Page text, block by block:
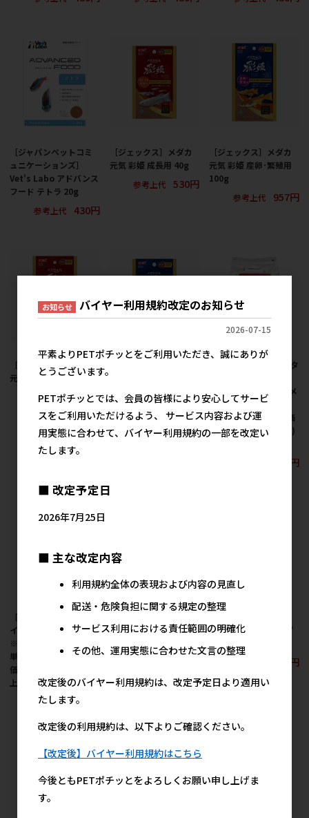
［ジャパンペットコミ
ュニケーションズ］
Vet's Labo アドバンス
フード テトラ 20g
参考上代
430円
［ジェックス］メダカ
元気 彩姫 成長用 40g
参考上代
530円
［ジェックス］メダカ
元気 彩姫 産卵･繁殖用
100g
参考上代
957円
［ジェックス］メダカ
元気 彩姫 成長用 100g
参考上代
957円
参考上代
530円
［ニチドウ(直送)］高タ
イ・グロウSS 2kg ※メ
ーカー直送 ※発注単
位・最低発注数量(納価
合計：税抜２万円以上)
9,667円
［ニチドウ(直送)］ブラ
インシュリンプ 425g
※メーカー直送 ※発注
単位・最低発注数量(納
価合計：税抜２万円以
上)にご注意下さい
トフリーク コリビッツ
トフリーク バイオバイ
779円
お知らせ バイヤー利用規約改定のお知らせ
2026-07-15
平素よりPETポチッとをご利用いただき、誠にありが
とうございます。
PETポチッとでは、会員の皆様により安心してサービ
スをご利用いただけるよう、 サービス内容および運
用実態に合わせて、バイヤー利用規約の一部を改定い
たします。
■ 改定予定日
2026年7月25日
■ 主な改定内容
利用規約全体の表現および内容の見直し
配送・危険負担に関する規定の整理
サービス利用における責任範囲の明確化
その他、運用実態に合わせた文言の整理
改定後のバイヤー利用規約は、改定予定日より適用い
たします。
改定後の利用規約は、以下よりご確認ください。
【改定後】バイヤー利用規約はこちら
今後ともPETポチッとをよろしくお願い申し上げま
す。